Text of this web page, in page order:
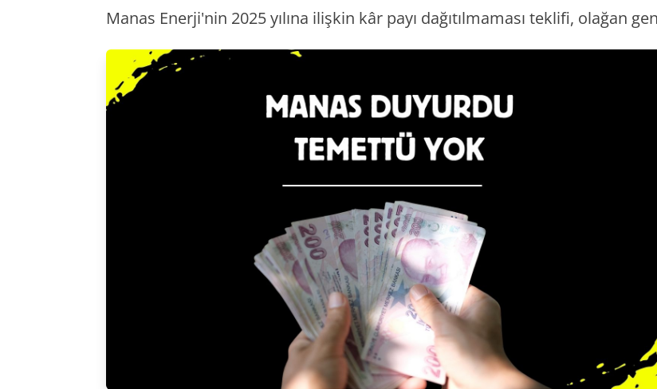
Manas Enerji'nin 2025 yılına ilişkin kâr payı dağıtılmaması teklifi, olağan